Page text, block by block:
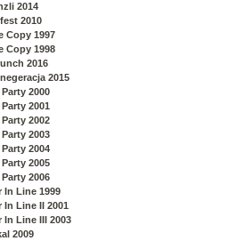
2014
2010
Copy 1997
Copy 1998
2016
2015
2000
2001
2002
2003
2004
2005
2006
In Line 1999
In Line II 2001
In Line III 2003
2009